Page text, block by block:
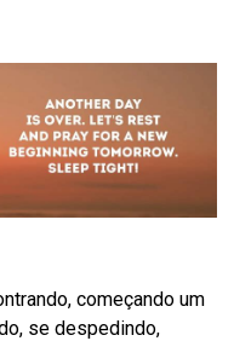
começando um
se despedindo,